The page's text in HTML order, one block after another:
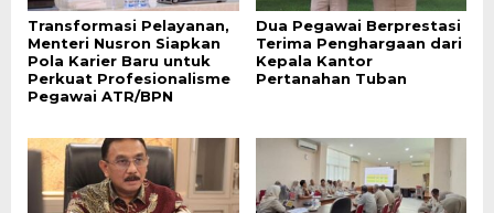
Transformasi Pelayanan,
Menteri Nusron Siapkan
Pola Karier Baru untuk
Perkuat Profesionalisme
Pegawai ATR/BPN
Dua Pegawai Berprestasi
Terima Penghargaan dari
Kepala Kantor
Pertanahan Tuban